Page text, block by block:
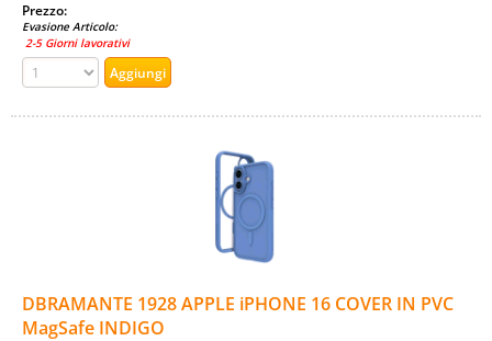
Prezzo:
Evasione Articolo:
2-5 Giorni lavorativi
DBRAMANTE 1928 APPLE iPHONE 16 COVER IN PVC
MagSafe INDIGO